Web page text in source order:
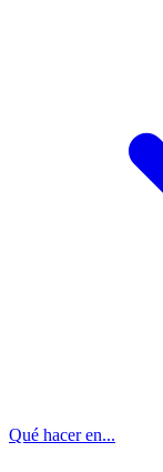
Qué hacer en...